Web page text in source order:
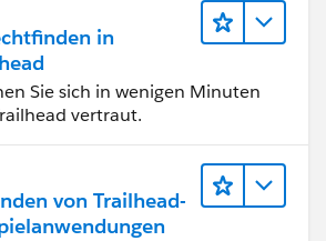
in
Sie sich in wenigen Minuten
vertraut.
von Trailhead-